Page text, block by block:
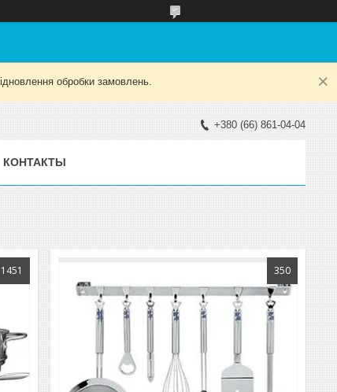
обробки замовлень.
+380 (66) 861-04-04
КОНТАКТЫ
1451 350